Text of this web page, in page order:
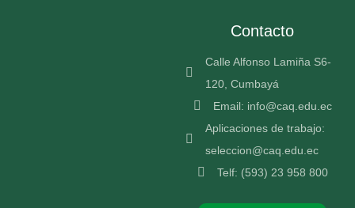
Contacto
Calle Alfonso Lamiña S6-
120, Cumbayá
Email: info@caq.edu.ec
Aplicaciones de trabajo:
seleccion@caq.edu.ec
Telf: (593) 23 958 800